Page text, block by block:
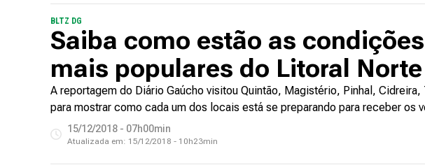
BLTZ DG
Saiba como estão as
mais populares do Litoral Norte
A reportagem do Diário Gaúcho visitou Quintão, Magistério, Pinhal,
para mostrar como cada um dos locais está se preparando para receber os
15/12/2018 - 07h00min
Atualizada em: 15/12/2018 - 10h23min